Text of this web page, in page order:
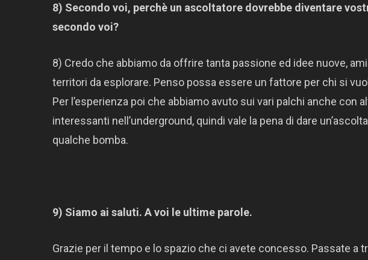
8) Secondo voi, perchè un ascoltatore dovrebbe diventare
secondo voi?
8) Credo che abbiamo da offrire tanta passione ed idee nuove,
territori da esplorare. Penso possa essere un fattore per chi si
Per l’esperienza poi che abbiamo avuto sui vari palchi anche con
interessanti nell’underground, quindi vale la pena di dare
qualche bomba.
9) Siamo ai saluti. A voi le ultime parole.
Grazie per il tempo e lo spazio che ci avete concesso. Passate a